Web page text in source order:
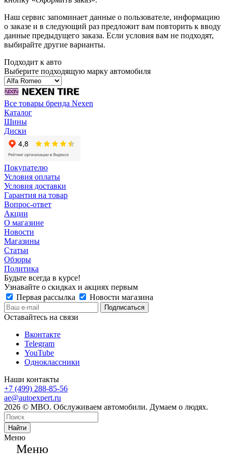
Наш сервис запоминает данные о пользователе, информацию
о заказе и в следующий раз предложит вам повторить к вводу
данные предыдущего заказа. Если условия вам не подходят,
выбирайте другие варианты.
Подходит к авто
Выберите подходящую марку автомобиля
Все товары бренда Nexen
Каталог
Шины
Диски
Покупателю
Условия оплаты
Условия доставки
Гарантия на товар
Вопрос-ответ
Акции
О магазине
Новости
Магазины
Статьи
Обзоры
Политика
Будьте всегда в курсе!
Узнавайте о скидках и акциях первым
Первая рассылка
Новости магазина
Оставайтесь на связи
Вконтакте
Telegram
YouTube
Одноклассники
Наши контакты
+7 (499) 288-85-56
ae@autoexpert.ru
2026 © МВО. Обслуживаем автомобили. Думаем о людях.
Найти
Меню
Меню